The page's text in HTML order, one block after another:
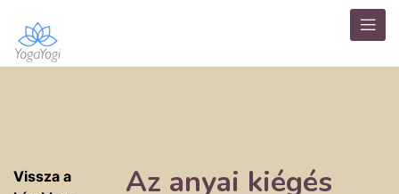
Vissza a
Az anyai kiégés